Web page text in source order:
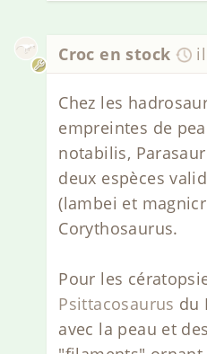
Croc en stock
Chez les
empreintes de
notabilis,
deux espèces
(lambei et
Corythosaurus.
Pour les
Psittacosaurus du
avec la peau et